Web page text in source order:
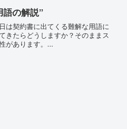
の解説”
は契約書に出てくる難解な用語に
きたらどうしますか？そのままス
があります。...